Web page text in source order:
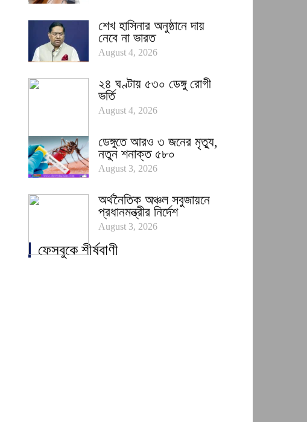
শেখ হাসিনার অনুষ্ঠানে দায়
নেবে না ভারত
August 4, 2026
২৪ ঘণ্টায় ৫৩০ ডেঙ্গু রোগী
ভর্তি
August 4, 2026
ডেঙ্গুতে আরও ৩ জনের মৃত্যু,
নতুন শনাক্ত ৫৮০
August 3, 2026
অর্থনৈতিক অঞ্চল সবুজায়নে
প্রধানমন্ত্রীর নির্দেশ
August 3, 2026
ফেসবুকে শীর্ষবাণী